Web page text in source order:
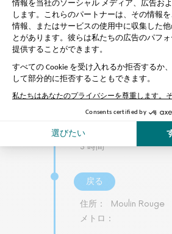
出発
住所： 82 Boulevard
75018 Paris – Moulin
メトロ：
3 時間
戻る
住所：
Moulin Rouge
メトロ：